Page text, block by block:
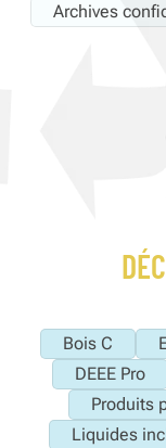
Archives
Bois C
DEEE Pro
Produits
Liquides